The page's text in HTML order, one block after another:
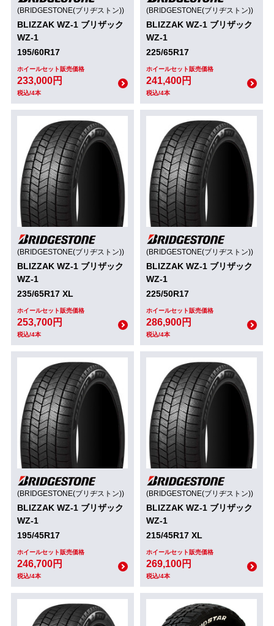
(BRIDGESTONE(ブリヂストン))
BLIZZAK WZ-1 ブリザック
WZ-1
195/60R17
ホイールセット販売価格
233,000円
税込/4本
(BRIDGESTONE(ブリヂストン))
BLIZZAK WZ-1 ブリザック
WZ-1
225/65R17
ホイールセット販売価格
241,400円
税込/4本
(BRIDGESTONE(ブリヂストン))
BLIZZAK WZ-1 ブリザック
WZ-1
235/65R17 XL
ホイールセット販売価格
253,700円
税込/4本
(BRIDGESTONE(ブリヂストン))
BLIZZAK WZ-1 ブリザック
WZ-1
225/50R17
ホイールセット販売価格
286,900円
税込/4本
(BRIDGESTONE(ブリヂストン))
BLIZZAK WZ-1 ブリザック
WZ-1
195/45R17
ホイールセット販売価格
246,700円
税込/4本
(BRIDGESTONE(ブリヂストン))
BLIZZAK WZ-1 ブリザック
WZ-1
215/45R17 XL
ホイールセット販売価格
269,100円
税込/4本